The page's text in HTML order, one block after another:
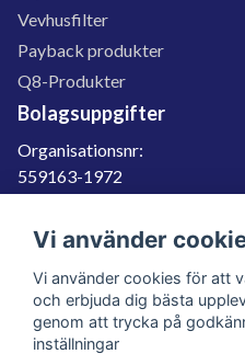
Vevhusfilter
Payback produkter
Q8-Produkter
Bolagsuppgifter
Organisationsnr:
559163-1972
SE559163197201
060-566 800
info@filter.se
Vi använder
Vi använder cookies för att
och erbjuda dig bästa
genom att trycka på
inställningar